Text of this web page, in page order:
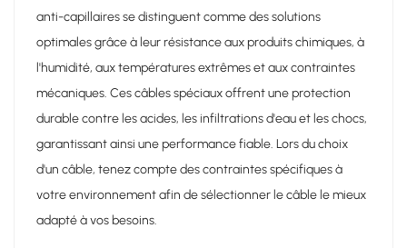
anti-capillaires se distinguent comme des solutions
optimales grâce à leur résistance aux produits chimiques, à
l'humidité, aux températures extrêmes et aux contraintes
mécaniques. Ces câbles spéciaux offrent une protection
durable contre les acides, les infiltrations d'eau et les chocs,
garantissant ainsi une performance fiable. Lors du choix
d'un câble, tenez compte des contraintes spécifiques à
votre environnement afin de sélectionner le câble le mieux
adapté à vos besoins.